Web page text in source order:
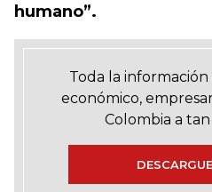
humano”.
Toda la
económico,
Colombia a